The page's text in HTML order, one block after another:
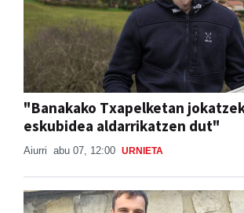
"Banakako Txapelketan
eskubidea aldarrikatzen dut"
Aiurri abu 07, 12:00 URNIETA